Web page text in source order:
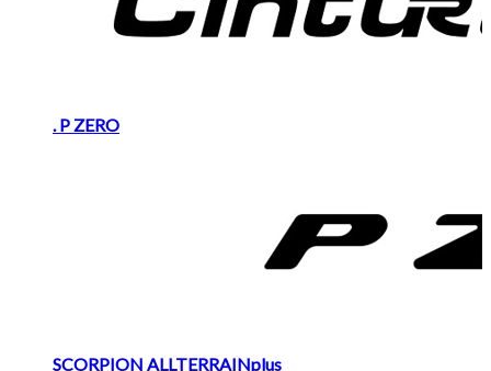
. P ZERO
SCORPION ALLTERRAINplus